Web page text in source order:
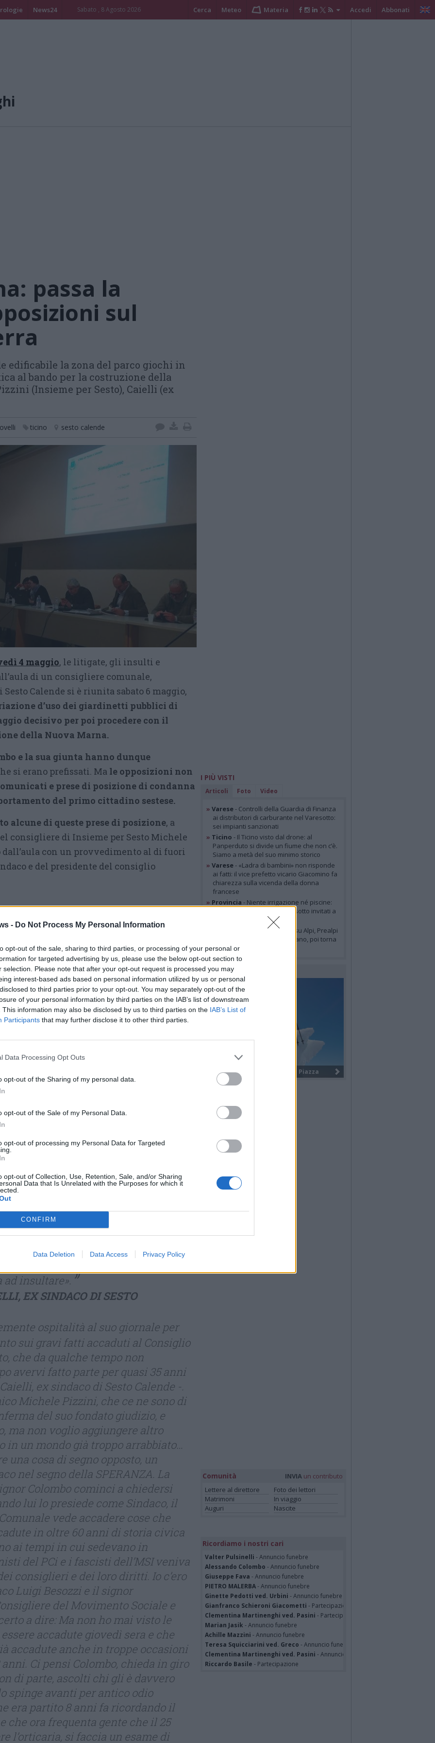
- Do Not Process My Personal Information
opt-out of the sale, sharing to third parties, or processing of your personal or
for targeted advertising by us, please use the below opt-out section to
selection. Please note that after your opt-out request is processed you may
interest-based ads based on personal information utilized by us or personal
to third parties prior to your opt-out. You may separately opt-out of the
of your personal information by third parties on the IAB’s list of downstream
This information may also be disclosed by us to third parties on the IAB’s List of
Participants that may further disclose it to other third parties.
Data Processing Opt Outs
opt-out of the Sharing of my personal data.
opt-out of the Sale of my Personal Data.
opt-out of processing my Personal Data for Targeted
opt-out of Collection, Use, Retention, Sale, and/or Sharing
Data that Is Unrelated with the Purposes for which it
CONFIRM
Data Deletion Data Access Privacy Policy
News24 Sabato , 8 Agosto 2026 Cerca Meteo Materia Accedi Abbonati
passa la
sul
edificabile la zona del parco giochi in
al bando per la costruzione della
(Insieme per Sesto), Caielli (ex
ticino sesto calende
4 maggio, le litigate, gli insulti e
di un consigliere comunale,
Calende si è riunita sabato 6 maggio,
d’uso dei giardinetti pubblici di
decisivo per poi procedere con il
della Nuova Marna.
e la sua giunta hanno dunque
si erano prefissati. Ma le opposizioni non
e prese di posizione di condanna
del primo cittadino sestese.
alcune di queste prese di posizione, a
consigliere di Insieme per Sesto Michele
dall’aula con un provvedimento al di fuori
e del presidente del consiglio
CONSIGLIERE COMUNALE
INSIEME PER SESTO
«Oggi, prima della seduta
ho chiesto se fossi
legittimato a sedermi in
consiglio vista la
espulsione di giovedì,
seduta di consiglio. Il segretario
che la mia espulsione era illegittima
il sindaco prima e Favaron
potuto chiedermi di lasciare l’aula.
impartito un ordine illegittimo
Brutta pagina per la democrazia
volte è stato stravolto il
comunale: nel chiedere una
nei confronti di un consigliere,
nell’impedire ad un consigliere di
avesse diritto, nell’espellere un
più volte la seduta da
la stessa con l’ordine di
impartito urlando dal sindaco
Benché oggi si sia scusato con il
il sindaco ha dato ancora prova
una nota frase di O. Wilde,
ad insultare».
EX SINDACO DI SESTO
ospitalità al suo giornale per
sui gravi fatti accaduti al Consiglio
che da qualche tempo non
avervi fatto parte per quasi 35 anni
ex sindaco di Sesto Calende -.
Michele Pizzini, che ce ne sono di
del suo fondato giudizio, e
ma non voglio aggiungere altro
in un mondo già troppo arrabbiato…
una cosa di segno opposto, un
nel segno della SPERANZA. La
Colombo cominci a chiedersi
lui lo presiede come Sindaco, il
vede accadere cose che
in oltre 60 anni di storia civica
ai tempi in cui sedevano in
del PCi e i fascisti dell’MSI veniva
consiglieri e dei loro diritti. Io c’ero
Luigi Besozzi e il signor
del Movimento Sociale e
a dire: Ma non ho mai visto le
accadute giovedì sera e che
accadute anche in troppe occasioni
Ci pensi Colombo, chieda in giro
di parte, ascolti chi gli è davvero
spinge avanti per antico odio
era partito 8 anni fa ricordando il
che ora frequenta gente che il 25
l’orticaria, si faccia un esame di
I PIÙ VISTI
Articoli Foto Video
» Varese- Controlli della Guardia di Finanza
ai distributori di carburante nel Varesotto:
sei impianti sanzionati
» Ticino - Il Ticino visto dal drone: al
Panperduto si divide un fiume che non c’è.
Siamo a metà del suo minimo storico
» Varese- «Ladra di bambini» non risponde
ai fatti: il vice prefetto vicario Giacomino fa
chiarezza sulla vicenda della donna
francese
» Provincia - Niente irrigazione né piscine:
ecco i sette comuni del Varesotto invitati a
limitare i consumi d’acqua
- Temporali in arrivo su Alpi, Prealpi
e pianura: allerta gialla a Milano, poi torna
l’alta pressione
GALLERIE FOTOGRAFICHE
I giovani volontari internazionali ...
Comunità INVIA un contributo
Lettere al direttore
Foto dei lettori
Matrimoni
In viaggio
Auguri
Nascite
Ricordiamo i nostri cari
Valter Pulsinelli - Annuncio funebre
Alessando Colombo - Annuncio funebre
Giuseppe Fava - Annuncio funebre
PIETRO MALERBA- Annuncio funebre
Ginette Pedotti ved. Urbini - Annuncio funebre
Gianfranco Schieroni Giacometti - Partecipazione
Clementina Martinenghi ved. Pasini - Partecipazione
Marian Jasik - Annuncio funebre
Achille Mazzini - Annuncio funebre
Teresa Squicciarini ved. Greco - Annuncio funebre
Clementina Martinenghi ved. Pasini - Annuncio funebre
Riccardo Basile - Partecipazione